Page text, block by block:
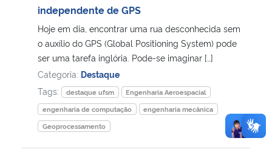
independente de GPS
Hoje em dia, encontrar uma rua desconhecida sem
o auxílio do GPS (Global Positioning System) pode
ser uma tarefa inglória. Pode-se imaginar […]
Categoria: Destaque
Tags:
destaque ufsm
Engenharia Aeroespacial
engenharia de computação
engenharia mecânica
Geoprocessamento